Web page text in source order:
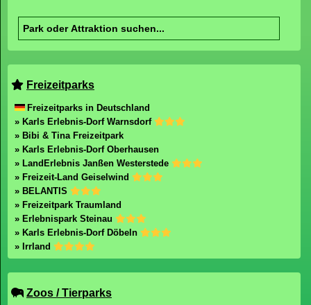
Freizeitparks
Freizeitparks in Deutschland
» Karls Erlebnis-Dorf Warnsdorf
» Bibi & Tina Freizeitpark
» Karls Erlebnis-Dorf Oberhausen
» LandErlebnis Janßen Westerstede
» Freizeit-Land Geiselwind
» BELANTIS
» Freizeitpark Traumland
» Erlebnispark Steinau
» Karls Erlebnis-Dorf Döbeln
» Irrland
Zoos / Tierparks